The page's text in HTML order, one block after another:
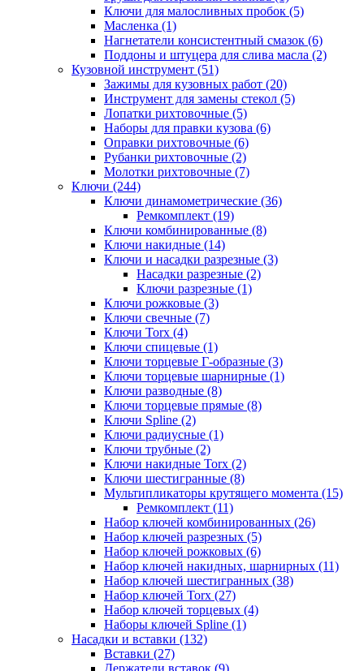
Ключи для малосливных пробок (5)
Масленка (1)
Нагнетатели консистентный смазок (6)
Поддоны и штуцера для слива масла (2)
Кузовной инструмент (51)
Зажимы для кузовных работ (20)
Инструмент для замены стекол (5)
Лопатки рихтовочные (5)
Наборы для правки кузова (6)
Оправки рихтовочные (6)
Рубанки рихтовочные (2)
Молотки рихтовочные (7)
Ключи (244)
Ключи динамометрические (36)
Ремкомплект (19)
Ключи комбинированные (8)
Ключи накидные (14)
Ключи и насадки разрезные (3)
Насадки разрезные (2)
Ключи разрезные (1)
Ключи рожковые (3)
Ключи свечные (7)
Ключи Torx (4)
Ключи спицевые (1)
Ключи торцевые Г-образные (3)
Ключи торцевые шарнирные (1)
Ключи разводные (8)
Ключи торцевые прямые (8)
Ключи Spline (2)
Ключи радиусные (1)
Ключи трубные (2)
Ключи накидные Torx (2)
Ключи шестигранные (8)
Мультипликаторы крутящего момента (15)
Ремкомплект (11)
Набор ключей комбинированных (26)
Набор ключей разрезных (5)
Набор ключей рожковых (6)
Набор ключей накидных, шарнирных (11)
Набор ключей шестигранных (38)
Набор ключей Torx (27)
Набор ключей торцевых (4)
Наборы ключей Spline (1)
Насадки и вставки (132)
Вставки (27)
Держатели вставок (9)